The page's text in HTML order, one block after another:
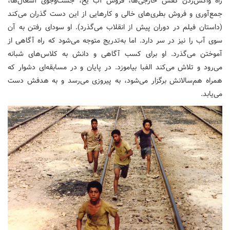
جمع‌آوری و فروش بطری‌های خالی و کارهایی از این دست گذران می‌کند
(داستان فیلم در دوران پیش از انقلاب می‌گذرد). او سودای رفتن به آن
سوی آب را نیز در سر دارد. اما به‌تدریج متوجه می‌شود که راه آگاهی از
آموختن می‌گذرد. او برای کسب آگاهی و دانش به کلاس‌های شبانه
می‌رود و تلاش می‌کند الفبا بیاموزد. در پایان و در مسابقه‌ای دشوار که
همراه هم‌سالانش برگزار می‌شود، به پیروزی می‌رسد و به هدفش دست
می‌یابد.